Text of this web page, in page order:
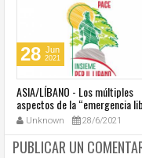
28 Jun
2021
ASIA/LÍBANO - Los múltiples
aspectos de la “emergencia
al centro de la cumbre eclesial
convocada por el Papa Francisco
Unknown 28/6/2021
PUBLICAR UN